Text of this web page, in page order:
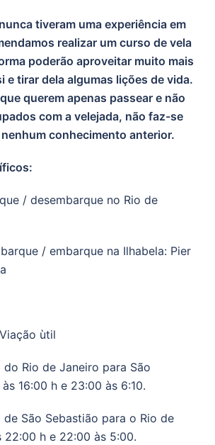
tiveram uma experiência em
realizar um curso de vela
poderão aproveitar muito mais
e tirar dela algumas lições de vida.
querem apenas passear e não
com a velejada, não faz-se
conhecimento anterior.
/ desembarque no Rio de
/ embarque na Ilhabela: Pier
ùtil
Rio de Janeiro para São
16:00 h e 23:00 às 6:10.
São Sebastião para o Rio de
22:00 h e 22:00 às 5:00.